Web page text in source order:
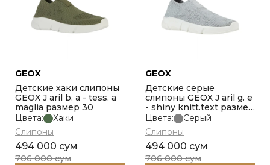
GEOX
Детские хаки слипоны
GEOX J aril b. a - tess. a
maglia размер 30
Цвета:
Хаки
Слипоны
494 000 сум
706 000 сум
GEOX
Детские серые
слипоны GEOX J aril g. e
- shiny knitt.text размер
28
Цвета:
Серый
Слипоны
494 000 сум
706 000 сум